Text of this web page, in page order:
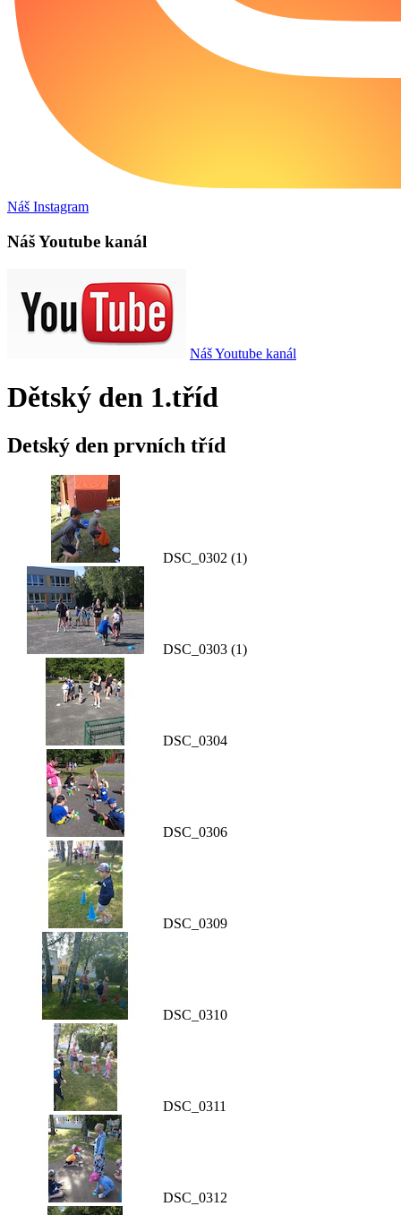
Náš Instagram
Náš Youtube kanál
Náš Youtube kanál
Dětský den 1.tříd
Detský den prvních tříd
DSC_0302 (1)
DSC_0303 (1)
DSC_0304
DSC_0306
DSC_0309
DSC_0310
DSC_0311
DSC_0312